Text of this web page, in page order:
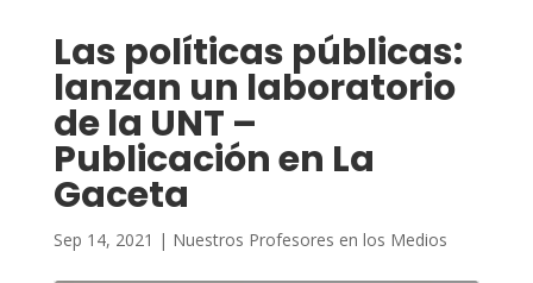
Las políticas públicas:
lanzan un laboratorio
de la UNT –
Publicación en La
Gaceta
Sep 14, 2021 | Nuestros Profesores en los Medios